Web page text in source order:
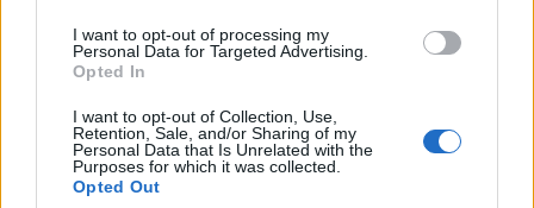
I want to opt-out of processing my
Personal Data for Targeted Advertising.
Opted In
I want to opt-out of Collection, Use,
Retention, Sale, and/or Sharing of my
Personal Data that Is Unrelated with the
Purposes for which it was collected.
Opted Out